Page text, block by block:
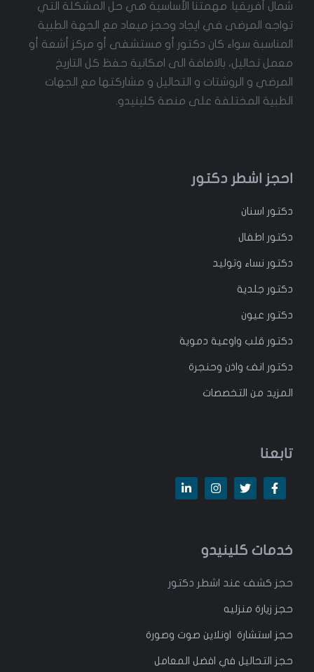
شمال أفريقيا. مهمتنا الأساسية هي حل المشكلة التي
تواجه المرضى في ايجاد وحجز ميعاد مع الجهة الطبية
المناسبة سواء كان دكتور أو مستشفى أو مركز أشعة أو
معمل تحاليل، بالاضافة الى امكانية حفظ كل التاريخ
المرضي و الروشتات و التحاليل و مشاركتها مع الجهات
الطبية المختلفة على منصة كلينيدو.
احجز اشطر دكتور
دكتور اسنان
دكتور اطفال
دكتور نساء وتوليد
دكتور جلدية
دكتور عيون
دكتور قلب واوعية دموية
دكتور انف واذن وحنجرة
المزيد من التخصصات
تابعنا
خدمات كلينيدو
حجز كشف عند اشطر دكتور
حجز زيارة منزليه
حجز استشارة اونلاين صوت وصورة
حجز التحاليل في افضل المعامل